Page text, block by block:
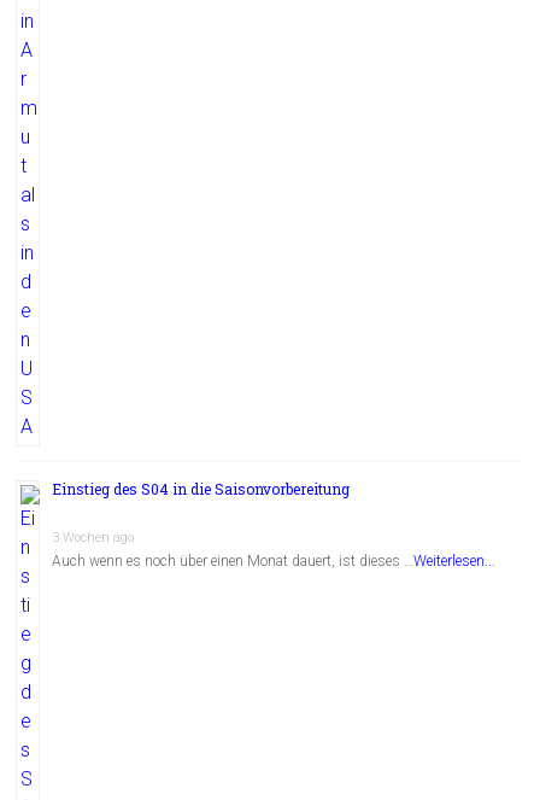
Einstieg des S04 in die Saisonvorbereitung
3 Wochen ago
Auch wenn es noch über einen Monat dauert, ist dieses …Weiterlesen...